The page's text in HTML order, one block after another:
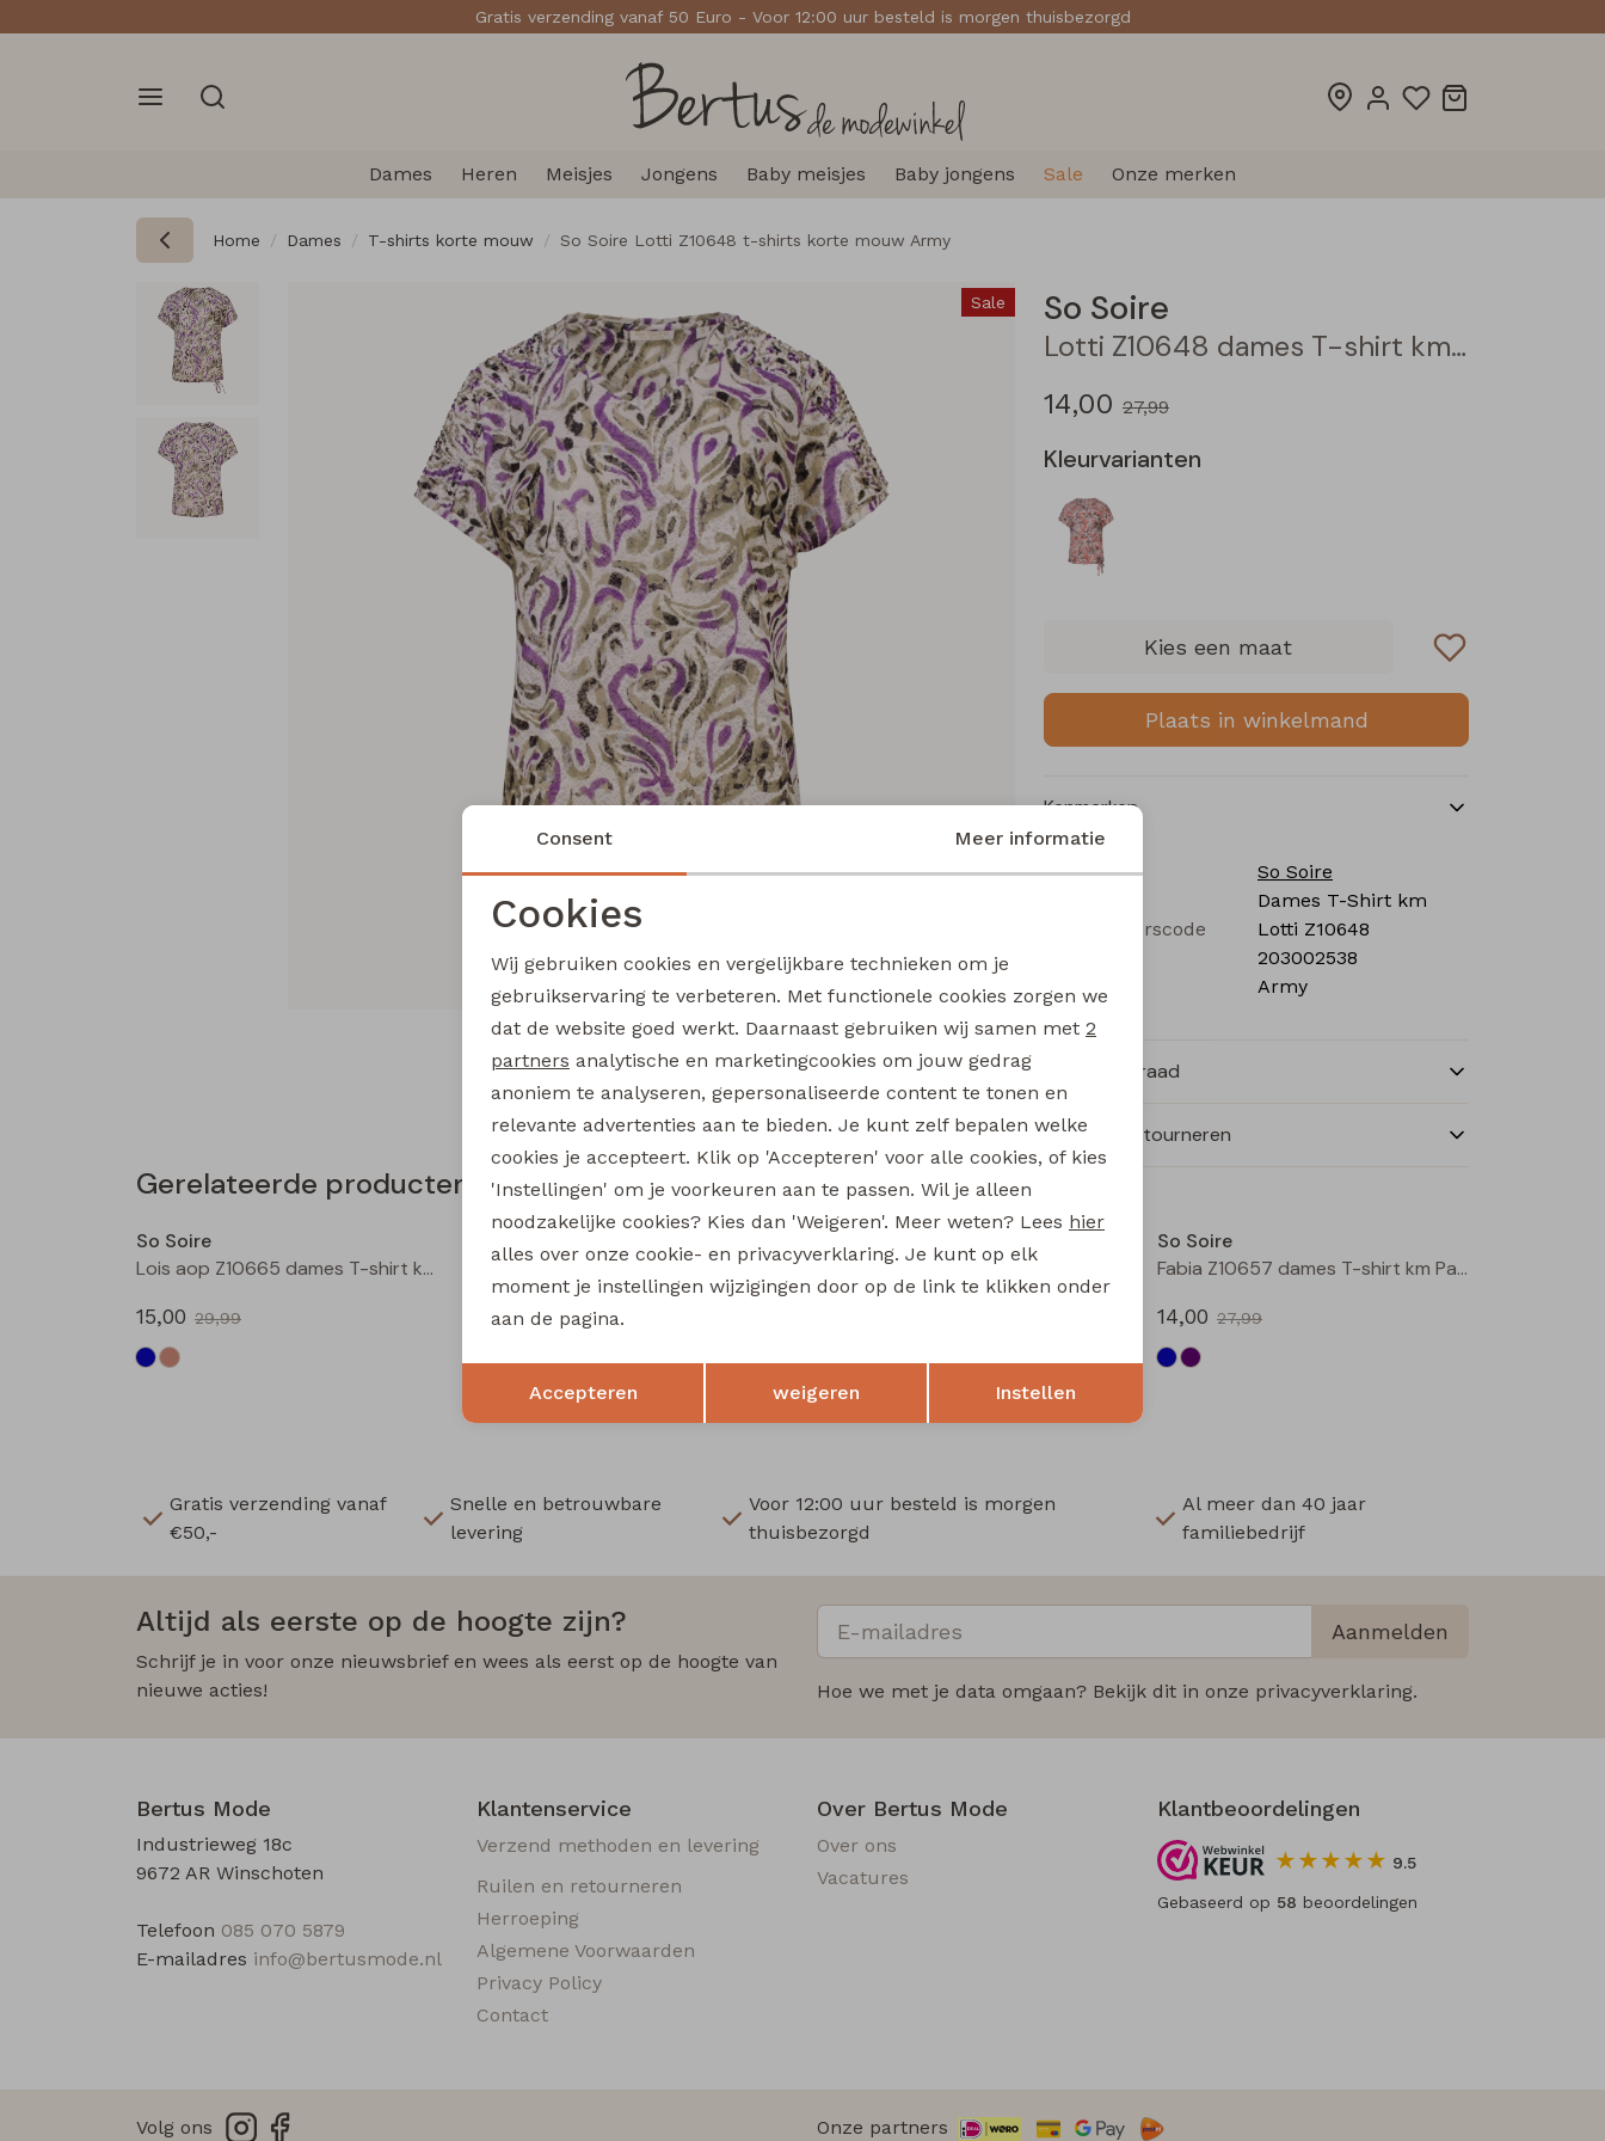
Gratis verzending vanaf 50 Euro - Voor 12:00 uur besteld is morgen thuisbezorgd
Dames Heren Meisjes Jongens Baby meisjes Baby jongens Sale Onze merken
Home Dames T-shirts korte mouw So Soire Lotti Z10648 t-shirts korte mouw Army
Sale So Soire
Lotti Z10648 dames T-shirt km Army
14,00 27,99
Kleurvarianten
Kies een maat
Plaats in winkelmand
Kenmerken
Merk
So Soire
Dames T-Shirt km
Leverancierscode
Lotti Z10648
203002538
Kleur
Army
Winkelvoorraad
Ruilen en retourneren
Gerelateerde producten
Sale
So Soire
Lois aop Z10665 dames T-shirt km Indigo
15,00 29,99
Sale
Lois aop Z10665 dames T-shirt km Taupe
15,00
29,99
So Soire
So Soire
Fabia Z10657 dames T-shirt km Paars
14,00 27,99
Gratis verzending vanaf
€50,-
Snelle en betrouwbare
levering
Voor 12:00 uur besteld is morgen
thuisbezorgd
Al meer dan 40 jaar
familiebedrijf
Altijd als eerste op de hoogte zijn?
Schrijf je in voor onze nieuwsbrief en wees als eerst op de hoogte van
nieuwe acties!
Aanmelden
Hoe we met je data omgaan? Bekijk dit in onze privacyverklaring.
Bertus Mode
Industrieweg 18c
9672 AR Winschoten
Telefoon 085 070 5879
E-mailadres info@bertusmode.nl
Klantenservice
Verzend methoden en levering
Ruilen en retourneren
Herroeping
Algemene Voorwaarden
Privacy Policy
Contact
Over Bertus Mode
Over ons
Vacatures
Klantbeoordelingen
9.5
Gebaseerd op 58 beoordelingen
Volg ons Onze partners
Noodzakelijke cookies
Analytische cookies Marketing cookies
Terug Opslaan
Consent Meer informatie
Cookies
Wij gebruiken cookies en vergelijkbare technieken om je
gebruikservaring te verbeteren. Met functionele cookies zorgen we
dat de website goed werkt. Daarnaast gebruiken wij samen met 2
partners analytische en marketingcookies om jouw gedrag
anoniem te analyseren, gepersonaliseerde content te tonen en
relevante advertenties aan te bieden. Je kunt zelf bepalen welke
cookies je accepteert. Klik op 'Accepteren' voor alle cookies, of kies
'Instellingen' om je voorkeuren aan te passen. Wil je alleen
noodzakelijke cookies? Kies dan 'Weigeren'. Meer weten? Lees hier
alles over onze cookie- en privacyverklaring. Je kunt op elk
moment je instellingen wijzigingen door op de link te klikken onder
aan de pagina.
Accepteren weigeren Instellen